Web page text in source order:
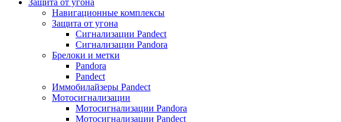
Защита от угона
Навигационные комплексы
Защита от угона
Сигнализации Pandect
Сигнализации Pandora
Брелоки и метки
Pandora
Pandect
Иммобилайзеры Pandect
Мотосигнализации
Мотосигнализации Pandora
Мотосигнализации Pandect